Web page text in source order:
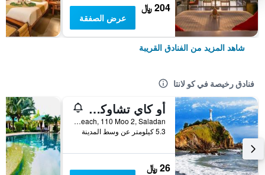
204 ﷼
عرض الصفقة
شاهد المزيد من الفنادق القريبة
فنادق رخيصة في كو لانتا
أو كاي تشاوكوه بونجالو
Longbeach, 110 Moo 2, Saladan, كو لانتا, تايلاند
5.3 كيلومتر عن وسط المدينة
26 ﷼